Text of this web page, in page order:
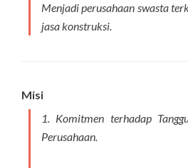
Menjadi perusahaan swasta
jasa konstruksi.
Misi
1. Komitmen terhadap
Perusahaan.